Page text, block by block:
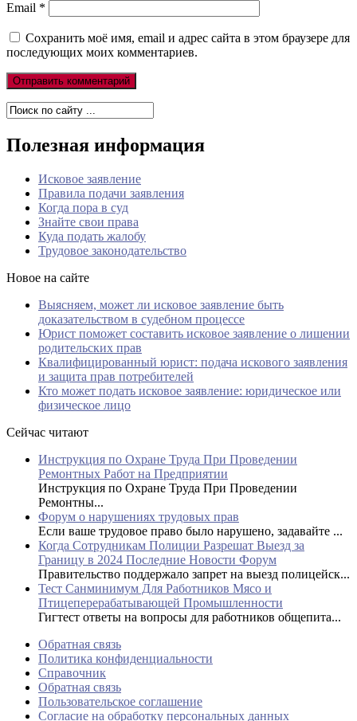
Email *
Сохранить моё имя, email и адрес сайта в этом браузере для
последующих моих комментариев.
Полезная информация
Исковое заявление
Правила подачи заявления
Когда пора в суд
Знайте свои права
Куда подать жалобу
Трудовое законодательство
Новое на сайте
Выясняем, может ли исковое заявление быть
доказательством в судебном процессе
Юрист поможет составить исковое заявление о лишении
родительских прав
Квалифицированный юрист: подача искового заявления
и защита прав потребителей
Кто может подать исковое заявление: юридическое или
физическое лицо
Сейчас читают
Инструкция по Охране Труда При Проведении
Ремонтных Работ на Предприятии
Инструкция по Охране Труда При Проведении
Ремонтны...
Форум о нарушениях трудовых прав
Если ваше трудовое право было нарушено, задавайте ...
Когда Сотрудникам Полиции Разрешат Выезд за
Границу в 2024 Последние Новости Форум
Правительство поддержало запрет на выезд полицейск...
Тест Санминимум Для Работников Мясо и
Птицеперерабатывающей Промышленности
Гигтест ответы на вопросы для работников общепита...
Обратная связь
Политика конфиденциальности
Справочник
Обратная связь
Пользовательское соглашение
Согласие на обработку персональных данных